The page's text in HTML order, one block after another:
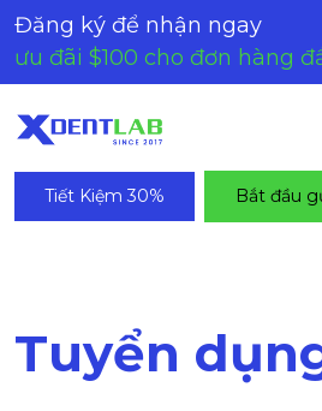
Đăng ký để nhận ngay
ưu đãi $100 cho đơn hàng
Tiết Kiệm 30% Bắt đầu
Tuyển